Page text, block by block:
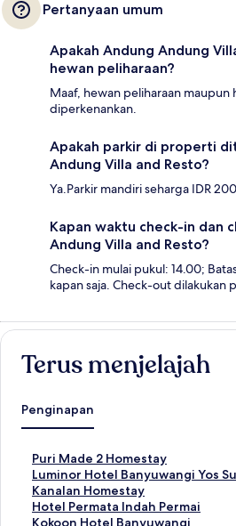
Pertanyaan umum
Apakah Andung Andung
hewan peliharaan?
Maaf, hewan peliharaan
diperkenankan.
Apakah parkir di properti
Andung Villa and Resto?
Ya.Parkir mandiri seharga IDR
Kapan waktu check-in dan
Andung Villa and Resto?
Check-in mulai pukul: 14.00;
kapan saja. Check-out dilakukan
Terus menjelajah
Penginapan
Puri Made 2 Homestay
T
a
u
t
a
Luminor Hotel Banyuwangi Yos
T
a
u
t
Kanalan Homestay
T
a
u
Hotel Permata Indah Permai
T
a
Kokoon Hotel Banyuwangi
T